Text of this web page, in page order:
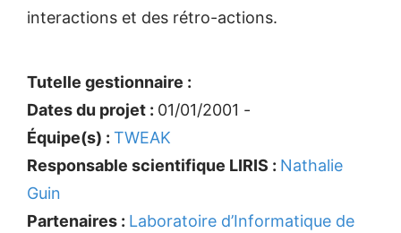
interactions et des rétro-actions.
Tutelle gestionnaire :
Dates du projet : 01/01/2001 -
Équipe(s) : TWEAK
Responsable scientifique LIRIS : Nathalie
Guin
Partenaires : Laboratoire d’Informatique de